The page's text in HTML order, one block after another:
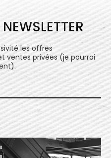
les offres
ventes privées (je pourrai